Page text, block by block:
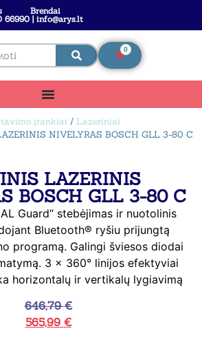
Brendai
66990 | info@arys.lt
0
įrankiai / Lazeriniai
NIVELYRAS BOSCH GLL 3-80 C
LAZERINIS
BOSCH GLL 3-80 C
Guard“ stebėjimas ir nuotolinis
Bluetooth® ryšiu prijungtą
programą. Galingi šviesos diodai
3 x 360° linijos efektyviai
horizontalų ir vertikalų lygiavimą
646,79€
565,99 €